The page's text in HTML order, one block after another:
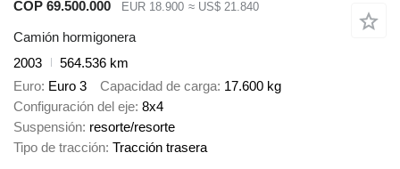
COP 69.500.000 EUR 18.900 ≈ US$ 21.840
Camión hormigonera
2003
564.536 km
Euro Euro 3 Capacidad de carga 17.600 kg
Configuración del eje 8x4
Suspensión resorte/resorte
Tipo de tracción Tracción trasera